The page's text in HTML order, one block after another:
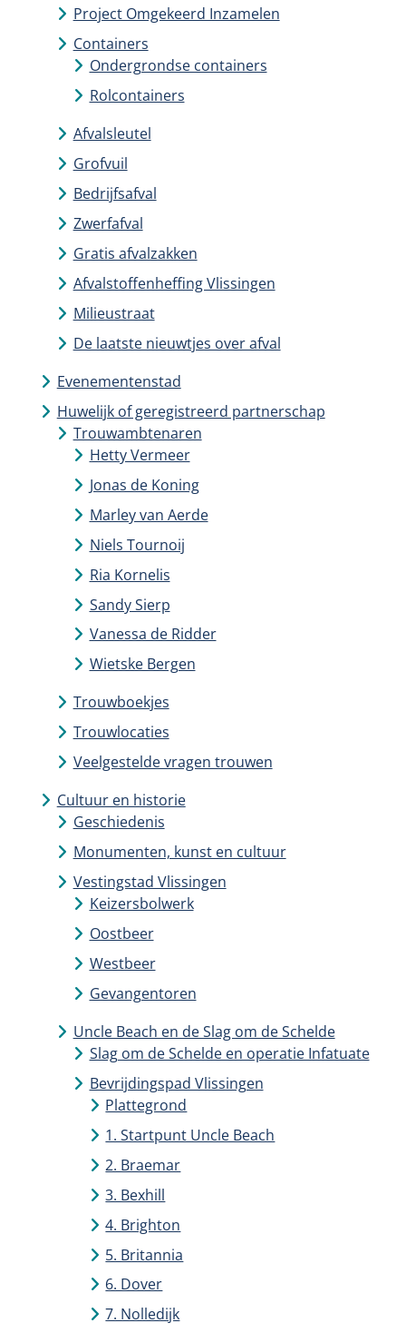
Project Omgekeerd Inzamelen
Containers
Ondergrondse containers
Rolcontainers
Afvalsleutel
Grofvuil
Bedrijfsafval
Zwerfafval
Gratis afvalzakken
Afvalstoffenheffing Vlissingen
Milieustraat
De laatste nieuwtjes over afval
Evenementenstad
Huwelijk of geregistreerd partnerschap
Trouwambtenaren
Hetty Vermeer
Jonas de Koning
Marley van Aerde
Niels Tournoij
Ria Kornelis
Sandy Sierp
Vanessa de Ridder
Wietske Bergen
Trouwboekjes
Trouwlocaties
Veelgestelde vragen trouwen
Cultuur en historie
Geschiedenis
Monumenten, kunst en cultuur
Vestingstad Vlissingen
Keizersbolwerk
Oostbeer
Westbeer
Gevangentoren
Uncle Beach en de Slag om de Schelde
Slag om de Schelde en operatie Infatuate
Bevrijdingspad Vlissingen
Plattegrond
1. Startpunt Uncle Beach
2. Braemar
3. Bexhill
4. Brighton
5. Britannia
6. Dover
7. Nolledijk